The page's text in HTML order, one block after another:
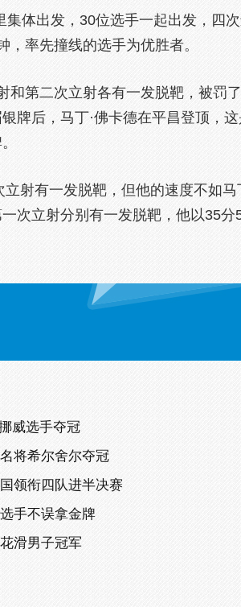
出发，30位选手一起出发，四次
，率先撞线的选手为优胜者。
第二次立射各有一发脱靶，被罚
牌后，马丁·佛卡德在平昌登顶，
有一发脱靶，但他的速度不如马
次立射分别有一发脱靶，他以35
威选手夺冠
将希尔舍尔夺冠
领衔四队进半决赛
手不误拿金牌
滑男子冠军